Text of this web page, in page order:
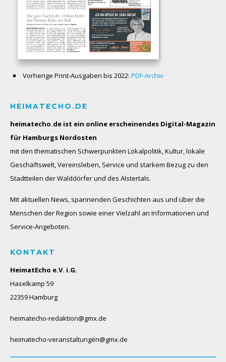
Vorherige Print-Ausgaben bis 2022: PDF-Archiv
HEIMATECHO.DE
heimatecho.de ist ein online erscheinendes Digital-Magazin
für Hamburgs Nordosten
mit den thematischen Schwerpunkten Lokalpolitik, Kultur, lokale
Geschäftswelt, Vereinsleben, Service und starkem Bezug zu den
Stadtteilen der Walddörfer und des Alstertals.
Mit aktuellen News, spannenden Geschichten aus und über die
Menschen der Region sowie einer Vielzahl an Informationen und
Service-Angeboten.
KONTAKT
HeimatEcho e.V. i.G.
Haselkamp 59
22359 Hamburg
heimatecho-redaktion@gmx.de
heimatecho-veranstaltungen@gmx.de